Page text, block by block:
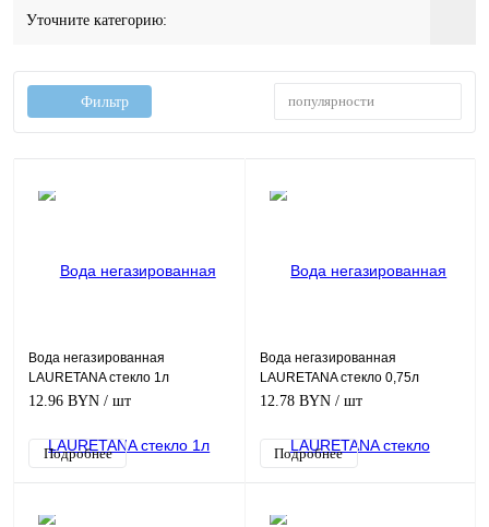
Уточните категорию:
Фильтр популярности
Вода негазированная
LAURETANA стекло 1л
12.96 BYN / шт
Подробнее
Вода негазированная
LAURETANA стекло 0,75л
12.78 BYN / шт
Подробнее